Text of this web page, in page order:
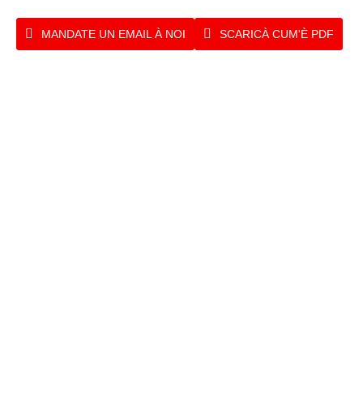
MANDATE UN EMAIL À NOI SCARICÀ CUM'È PDF